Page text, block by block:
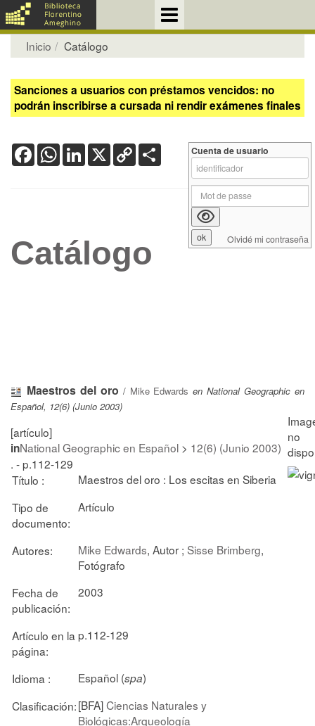
Inicio Catálogo
Sanciones a usuarios con préstamos vencidos: no
podrán inscribirse a cursada ni rendir exámenes finales
FacebookWhatsApp
LinkedIn
X Copy
Link
Catálogo
Maestros del oro / Mike Edwards en National Geographic en
Español, 12(6) (Junio 2003)
[artículo]
inNational Geographic en Español > 12(6) (Junio 2003)
. - p.112-129
Título :
Maestros del oro : Los escitas en Siberia
Tipo de
documento:
Artículo
Autores: Mike Edwards, Autor ; Sisse Brimberg,
Fotógrafo
Fecha de
publicación:
2003
Artículo en la
página:
p.112-129
Idioma : Español (spa)
Clasificación:[BFA]Ciencias Naturales y
Biológicas:Arqueología
Cuenta de usuario
Olvidé mi contraseña